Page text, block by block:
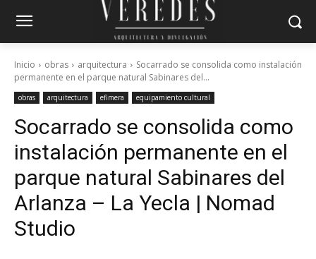
Inicio obras arquitectura
Socarrado se consolida como instalación
permanente en el parque natural Sabinares del...
obras arquitectura efimera equipamiento cultural
Socarrado se consolida como
instalación permanente en el
parque natural Sabinares del
Arlanza – La Yecla | Nomad
Studio